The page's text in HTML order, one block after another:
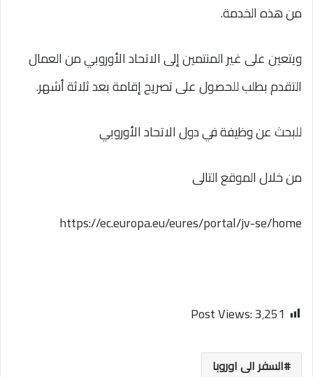
من هذه الخدمة.
ويتعين على غير المنتمين إلى الاتحاد الأوروبي من العمال
التقدم بطلب للحصول على تصريح إقامة بعد ثلاثة أشهر.
للبحث عن وظيفة في دول الاتحاد الأوروبي
من خلال الموقع التالى
https://ec.europa.eu/eures/portal/jv-se/home
Post Views:3٬251
السفر الى اوروبا